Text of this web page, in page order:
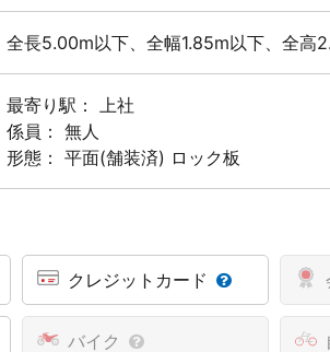
全長5.00m以下、全幅1.85m以下、全
最寄り駅： 上社
係員： 無人
形態： 平面(舗装済) ロック板
クレジットカード
バイク